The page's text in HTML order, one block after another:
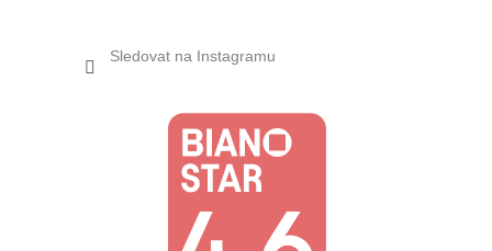
Sledovat na Instagramu